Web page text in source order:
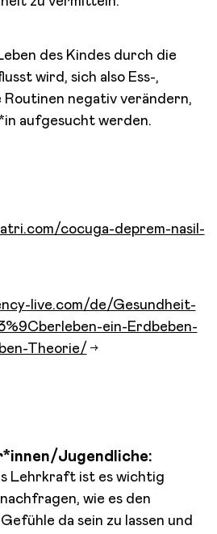
des Kindes durch die
wird, sich also Ess-,
negativ verändern,
aufgesucht werden.
cocuga-deprem-nasil-
live.com/de/Gesundheit-
ein-Erdbeben-
Theorie/
Jugendliche:
Lehrkraft ist es wichtig
wie es den
da sein zu lassen und